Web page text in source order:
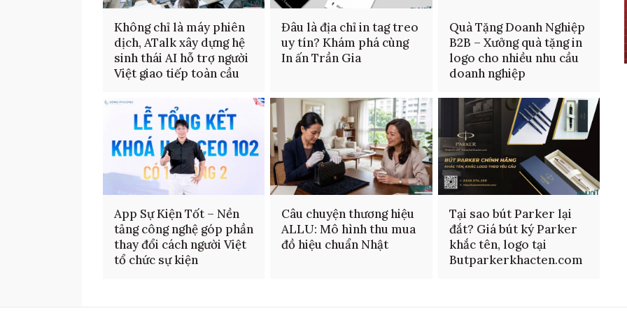
Không chỉ là máy phiên
dịch, ATalk xây dựng hệ
sinh thái AI hỗ trợ người
Việt giao tiếp toàn cầu
Đâu là địa chỉ in tag treo
uy tín? Khám phá cùng
In ấn Trần Gia
Quà Tặng Doanh Nghiệp
B2B – Xưởng quà tặng in
logo cho nhiều nhu cầu
doanh nghiệp
App Sự Kiện Tốt – Nền
tảng công nghệ góp phần
thay đổi cách người Việt
tổ chức sự kiện
Câu chuyện thương hiệu
ALLU: Mô hình thu mua
đồ hiệu chuẩn Nhật
Tại sao bút Parker lại
đắt? Giá bút ký Parker
khắc tên, logo tại
Butparkerkhacten.com